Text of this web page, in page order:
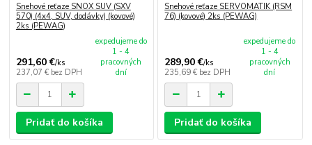
Snehové reťaze SNOX SUV (SXV
570) (4x4, SUV, dodávky) (kovové)
2ks (PEWAG)
291,60 €/ks
237,07 € bez DPH
expedujeme do
1 - 4
pracovných
dní
Pridať do košíka
Snehové reťaze SERVOMATIK (RSM
76) (kovové) 2ks (PEWAG)
289,90 €/ks
235,69 € bez DPH
expedujeme do
1 - 4
pracovných
dní
Pridať do košíka